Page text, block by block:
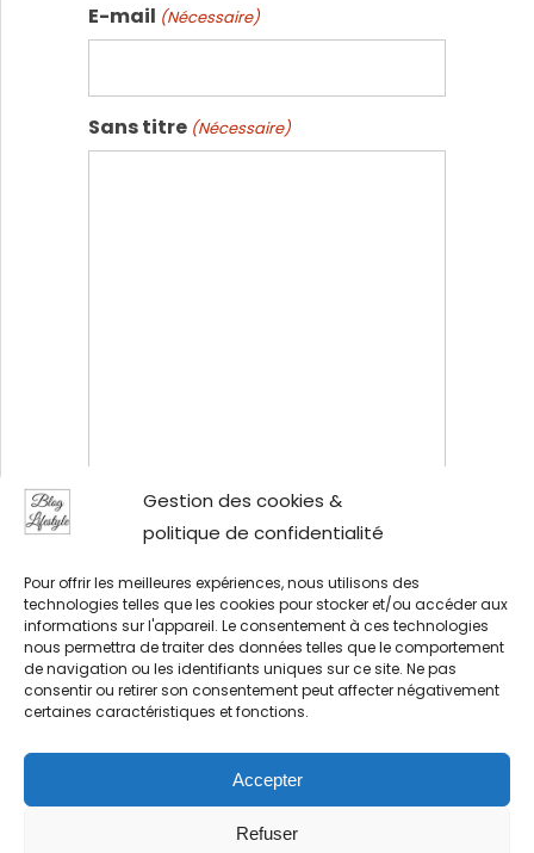
Gestion des cookies &
politique de confidentialité
Pour offrir les meilleures expériences, nous utilisons des
technologies telles que les cookies pour stocker et/ou accéder aux
informations sur l'appareil. Le consentement à ces technologies
nous permettra de traiter des données telles que le comportement
de navigation ou les identifiants uniques sur ce site. Ne pas
consentir ou retirer son consentement peut affecter négativement
certaines caractéristiques et fonctions.
Accepter
Refuser
E-mail (Nécessaire)
Sans titre (Nécessaire)
CAPTCHA
(Nécessaire)
J’accepte la politique de
confidentialité.
Blog Lifestyle Copyright © 2026.
Politique de confidentialité & mentions légales dans le